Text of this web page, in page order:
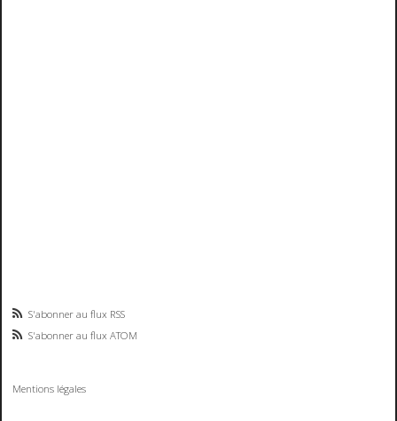
S'abonner au flux RSS
S'abonner au flux ATOM
Mentions légales